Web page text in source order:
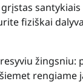
fiziškai